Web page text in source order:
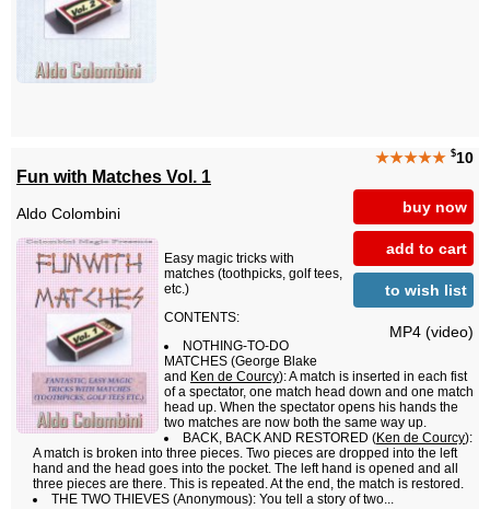
★★★★★ $10
buy now
add to cart
to wish list
MP4 (video)
Fun with Matches Vol. 1
Aldo Colombini
Easy magic tricks with
matches (toothpicks, golf tees,
etc.)
CONTENTS:
NOTHING-TO-DO
MATCHES (George Blake
and Ken de Courcy): A match is inserted in each fist
of a spectator, one match head down and one match
head up. When the spectator opens his hands the
two matches are now both the same way up.
BACK, BACK AND RESTORED (Ken de Courcy):
A match is broken into three pieces. Two pieces are dropped into the left
hand and the head goes into the pocket. The left hand is opened and all
three pieces are there. This is repeated. At the end, the match is restored.
THE TWO THIEVES (Anonymous): You tell a story of two...